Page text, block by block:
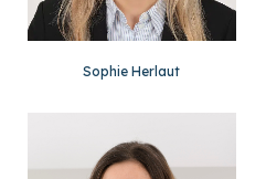
Sophie Herlaut